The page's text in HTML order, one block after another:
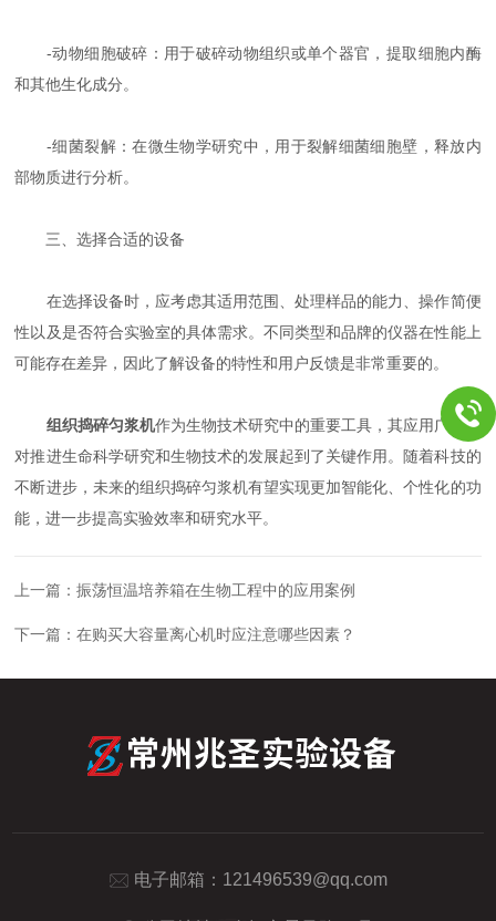
-动物细胞破碎：用于破碎动物组织或单个器官，提取细胞内酶
和其他生化成分。
-细菌裂解：在微生物学研究中，用于裂解细菌细胞壁，释放内
部物质进行分析。
三、选择合适的设备
在选择设备时，应考虑其适用范围、处理样品的能力、操作简便
性以及是否符合实验室的具体需求。不同类型和品牌的仪器在性能上
可能存在差异，因此了解设备的特性和用户反馈是非常重要的。
组织捣碎匀浆机作为生物技术研究中的重要工具，其应用广泛，
对推进生命科学研究和生物技术的发展起到了关键作用。随着科技的
不断进步，未来的组织捣碎匀浆机有望实现更加智能化、个性化的功
能，进一步提高实验效率和研究水平。
上一篇：振荡恒温培养箱在生物工程中的应用案例
下一篇：在购买大容量离心机时应注意哪些因素？
电子邮箱： 121496539@qq.com